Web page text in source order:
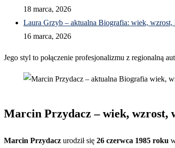
18 marca, 2026
Laura Grzyb – aktualna Biografia: wiek,
16 marca, 2026
Jego styl to połączenie profesjonalizmu z regionalną
Marcin Przydacz – wiek, wzrost,
Marcin Przydacz urodził się 26 czerwca 1985 roku